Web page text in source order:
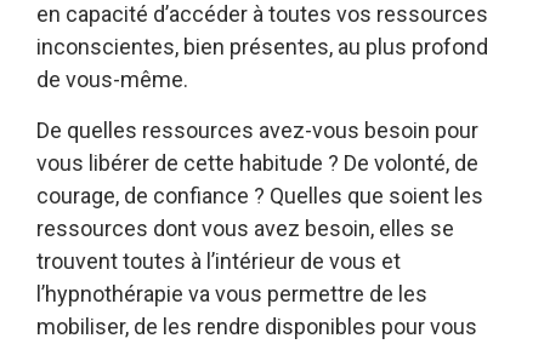
en capacité d’accéder à toutes vos ressources
inconscientes, bien présentes, au plus profond
de vous-même.
De quelles ressources avez-vous besoin pour
vous libérer de cette habitude ? De volonté, de
courage, de confiance ? Quelles que soient les
ressources dont vous avez besoin, elles se
trouvent toutes à l’intérieur de vous et
l’hypnothérapie va vous permettre de les
mobiliser, de les rendre disponibles pour vous